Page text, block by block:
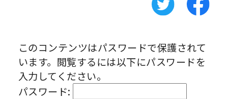
このコンテンツはパスワードで保護されて
います。閲覧するには以下にパスワードを
入力してください。
パスワード: